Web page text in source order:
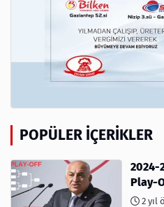
POPÜLER İÇERIKLER
2024-
Play-
2 yıl